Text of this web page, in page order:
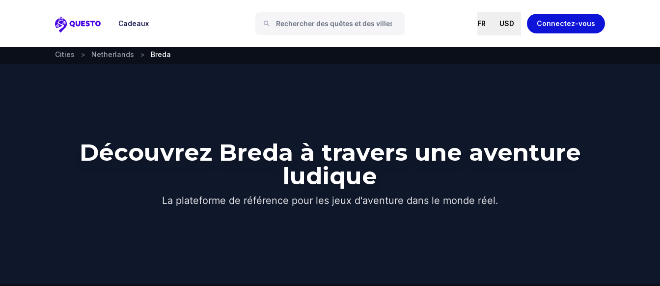
Questo
Cadeaux FR USD Connectez-vous
Cities > Netherlands > Breda
Découvrez Breda à travers une aventure
ludique
La plateforme de référence pour les jeux d'aventure dans le monde réel.